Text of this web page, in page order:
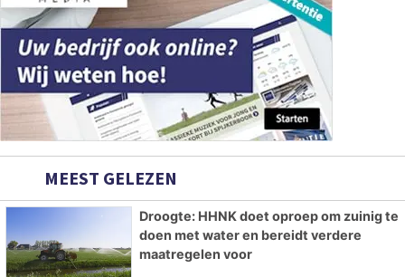
MEEST GELEZEN
Droogte: HHNK doet oproep om zuinig te
doen met water en bereidt verdere
maatregelen voor